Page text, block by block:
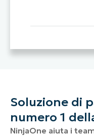
Soluzione di
numero 1
NinjaOne aiuta i